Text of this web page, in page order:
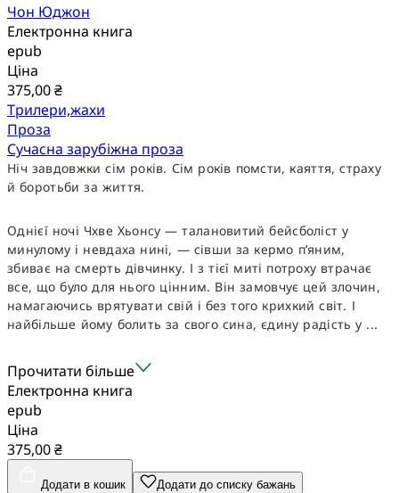
Чон Юджон
Електронна книга
epub
Ціна
375,00 ₴
Трилери,жахи
Проза
Сучасна зарубіжна проза
Ніч завдовжки сім років. Сім років помсти, каяття, страху
й боротьби за життя.
Однієї ночі Чхве Хьонсу — талановитий бейсболіст у
минулому і невдаха нині, — сівши за кермо п’яним,
збиває на смерть дівчинку. І з тієї миті потроху втрачає
все, що було для нього цінним. Він замовчує цей злочин,
намагаючись врятувати свій і без того крихкий світ. І
найбільше йому болить за свого сина, єдину радість у ...
Прочитати більше
Електронна книга
epub
Ціна
375,00 ₴
Додати в кошик Додати до списку бажань